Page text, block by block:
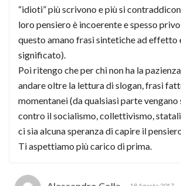
“idioti” più scrivono e più si
loro pensiero è incoerente e spesso
questo amano frasi sintetiche ad effetto
significato).
Poi ritengo che per chi non ha la
andare oltre la lettura di slogan, frasi
momentanei (da qualsiasi parte vengano
contro il socialismo, collettivismo,
ci sia alcuna speranza di capire il
Ti aspettiamo più carico di prima.